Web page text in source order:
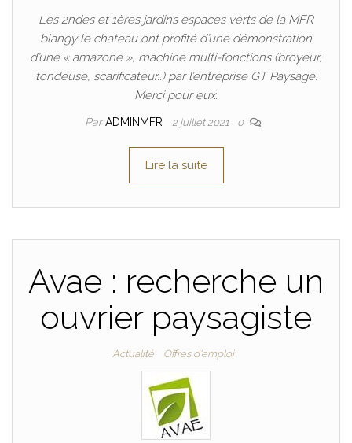
Les 2ndes et 1ères jardins espaces verts de la MFR
blangy le chateau ont profité d’une démonstration
d’une « amazone », machine multi-fonctions (broyeur,
tondeuse, scarificateur..) par l’entreprise GT Paysage.
Merci pour eux.
ParADMINMFR 2 juillet 2021 0
Lire la suite
Avae : recherche un
ouvrier paysagiste
Actualité Offres d'emploi